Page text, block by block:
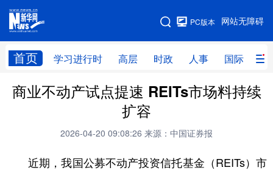
网站无障碍
PC版本
首页 学习进行时 高层 时政 人事 国际 财
网站地图
学习进行时 高层 时政 人事
科技 科创 量子 体育
商业不动产试点提速 REITs市场料持续
扩容
2026-04-20 09:08:26 来源：中国证券报
近期，我国公募不动产投资信托基金（REITs）市